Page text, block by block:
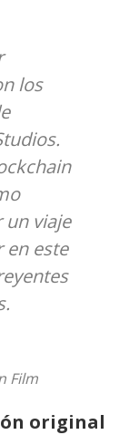
los
un viaje
en este
Film
original